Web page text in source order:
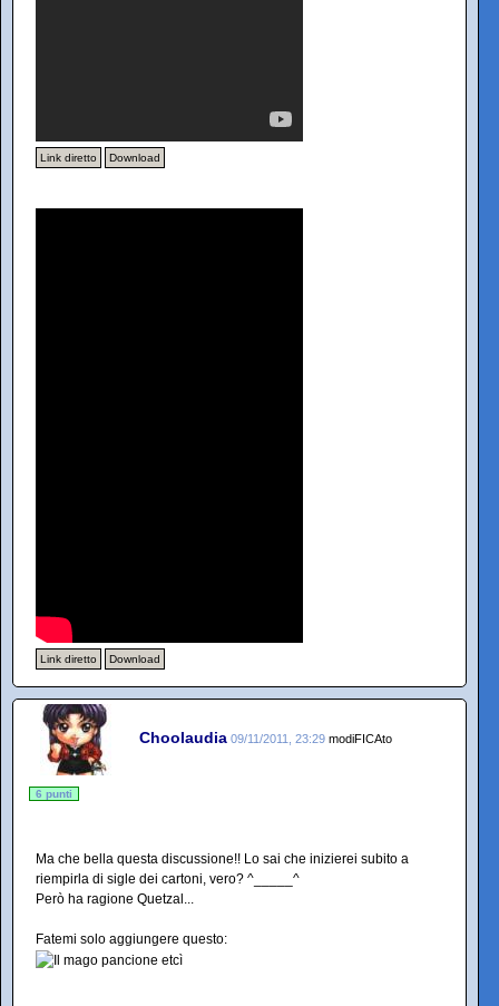
Link diretto Download
Link diretto Download
Choolaudia 09/11/2011, 23:29 modiFICAto
6 punti
Ma che bella questa discussione!! Lo sai che inizierei subito a
riempirla di sigle dei cartoni, vero? ^_____^
Però ha ragione Quetzal...
Fatemi solo aggiungere questo: